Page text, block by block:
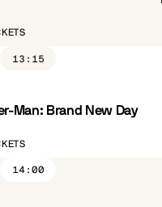
13:15
Man: Brand New Day
14:00